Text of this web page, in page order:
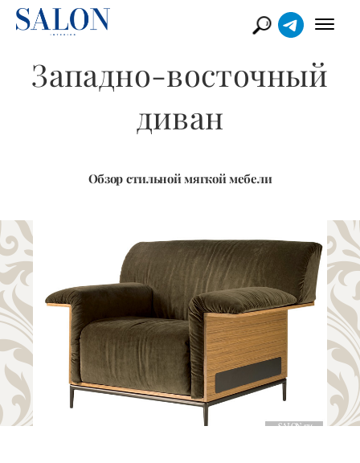
Западно-восточный
диван
Обзор стильной мягкой мебели